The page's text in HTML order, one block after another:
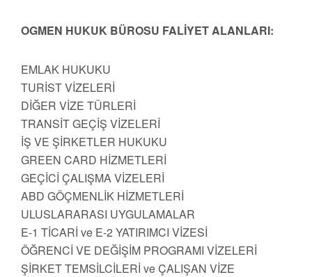
OGMEN HUKUK BÜROSU FALİYET ALANLARI:
EMLAK HUKUKU
TURİST VİZELERİ
DİĞER VİZE TÜRLERİ
TRANSİT GEÇİŞ VİZELERİ
İŞ VE ŞİRKETLER HUKUKU
GREEN CARD HİZMETLERİ
GEÇİCİ ÇALIŞMA VİZELERİ
ABD GÖÇMENLİK HİZMETLERİ
ULUSLARARASI UYGULAMALAR
E-1 TİCARİ ve E-2 YATIRIMCI VİZESİ
ÖĞRENCİ VE DEĞİŞİM PROGRAMI VİZELERİ
ŞİRKET TEMSİLCİLERİ ve ÇALIŞAN VİZE